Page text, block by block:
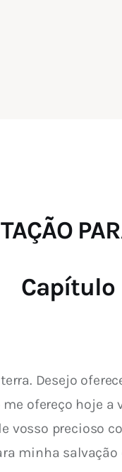
Capítulo
Desejo
ofereço hoje
precioso
minha salvação